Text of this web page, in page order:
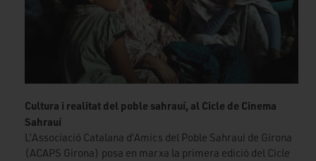
Cultura i realitat del poble sahrauí, al Cicle de Cinema
Sahrauí
L’Associació Catalana d’Amics del Poble Sahrauí de Girona
(ACAPS Girona) posa en marxa la primera edició del Cicle